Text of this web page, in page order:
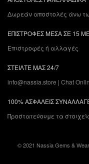
Δωρεάν αποστολές άνω
ΕΠΙΣΤΡΟΦΕΣ ΜΕΣΑ ΣΕ 15
Επιστροφές ή αλλαγές
ΣΤΕΙΛΤΕ ΜΑΣ 24/7
info@nassia.store | Chat
100% ΑΣΦΑΛΕΙΣ
Προστατεύουμε τα
© 2021 Nassia Gems &